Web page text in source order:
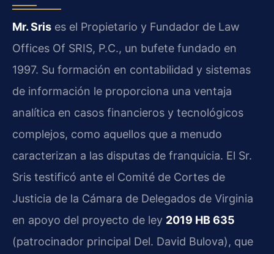
Mr. Sris es el Propietario y Fundador de Law
Offices Of SRIS, P.C., un bufete fundado en
1997. Su formación en contabilidad y sistemas
de información le proporciona una ventaja
analítica en casos financieros y tecnológicos
complejos, como aquellos que a menudo
caracterizan a las disputas de franquicia. El Sr.
Sris testificó ante el Comité de Cortes de
Justicia de la Cámara de Delegados de Virginia
en apoyo del proyecto de ley 2019 HB 635
(patrocinador principal Del. David Bulova), que